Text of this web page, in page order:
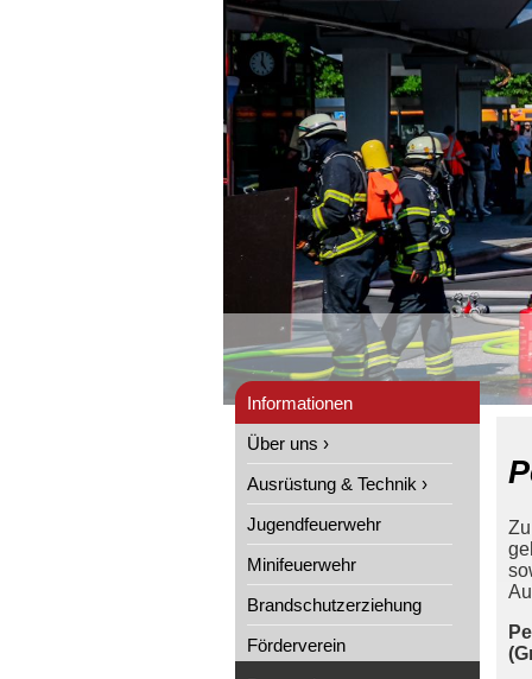
Informationen
Über uns ›
Ausrüstung & Technik ›
Jugendfeuerwehr
Minifeuerwehr
Brandschutzerziehung
Förderverein